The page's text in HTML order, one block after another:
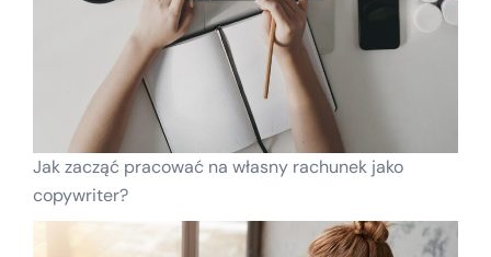
Jak zacząć pracować na własny rachunek jako
copywriter?